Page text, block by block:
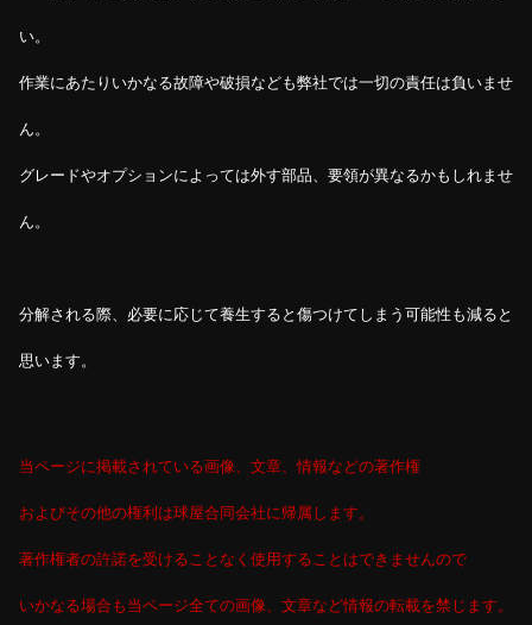
い。
作業にあたりいかなる故障や破損なども弊社では一切の責任は負いませ
ん。
グレードやオプションによっては外す部品、要領が異なるかもしれませ
ん。
分解される際、必要に応じて養生すると傷つけてしまう可能性も減ると
思います。
当ページに掲載されている画像、文章、情報などの著作権
およびその他の権利は球屋合同会社に帰属します。
著作権者の許諾を受けることなく使用することはできませんので
いかなる場合も当ページ全ての画像、文章など情報の転載を禁じます。